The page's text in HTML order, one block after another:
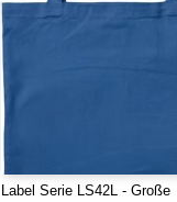
Label Serie LS42L - Große